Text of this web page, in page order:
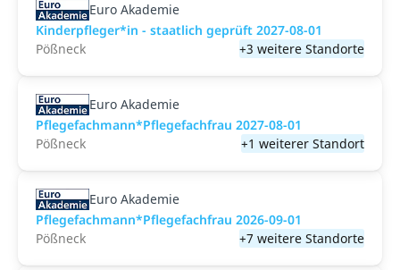
Euro Akademie
Kinderpfleger*in - staatlich geprüft 2027-08-01
Pößneck
+3 weitere Standorte
Euro Akademie
Pflegefachmann*Pflegefachfrau 2027-08-01
Pößneck
+1 weiterer Standort
Euro Akademie
Pflegefachmann*Pflegefachfrau 2026-09-01
Pößneck
+7 weitere Standorte